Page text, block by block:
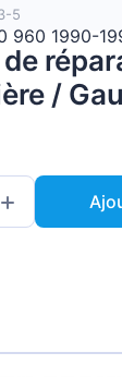
5
960 1990-
/